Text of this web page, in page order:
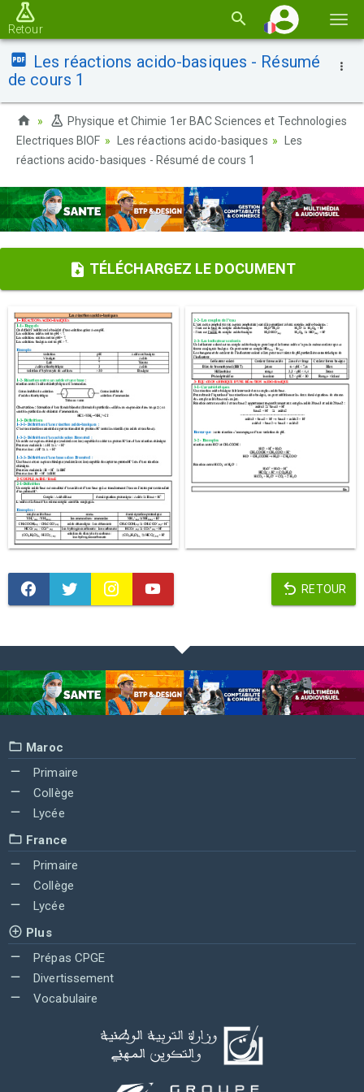
la
Retour
Les réactions acido-basiques - Résumé
de cours 1
Physique et Chimie 1er BAC Sciences et Technologies
Electriques BIOF
Les réactions acido-basiques
Les
réactions acido-basiques - Résumé de cours 1
TÉLÉCHARGEZ LE DOCUMENT
RETOUR
Maroc
Primaire
Collège
Lycée
France
Primaire
Collège
Lycée
Plus
Prépas CPGE
Divertissement
Vocabulaire